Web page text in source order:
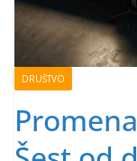
DRUŠTVO